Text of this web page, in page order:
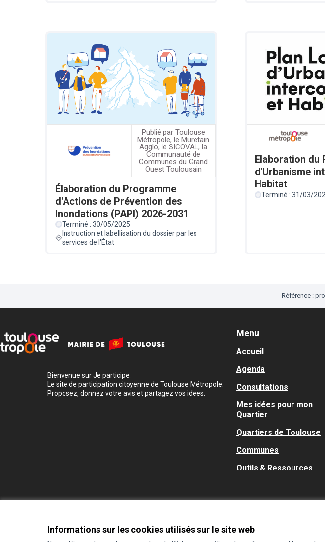
Informations sur les cookies utilisés sur le site web
Publié par Toulouse
Métropole, le Muretain
Agglo, le SICOVAL, la
Communauté de
Communes du Grand
Ouest Toulousain
Élaboration du Programme
d'Actions de Prévention des
Inondations (PAPI) 2026-2031
Terminé : 30/05/2025
Instruction et labellisation du dossier par les
services de l'État
Elaboration du
d'Urbanisme
Habitat
Terminé : 31/03/
Référence :
Bienvenue sur Je participe,
Le site de participation citoyenne de Toulouse Métropole.
Proposez, donnez votre avis et partagez vos idées.
Menu
Accueil
Agenda
Consultations
Mes idées pour mon
Quartier
Quartiers de Toulouse
Communes
Outils & Ressources